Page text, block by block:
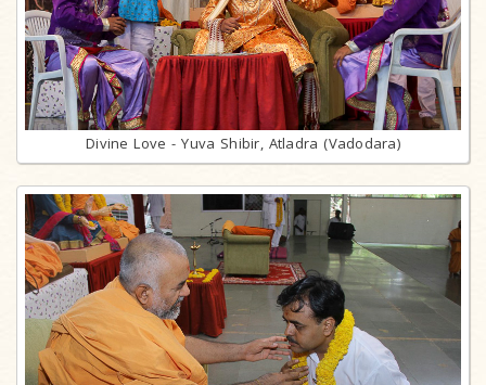
Divine Love - Yuva Shibir, Atladra (Vadodara)